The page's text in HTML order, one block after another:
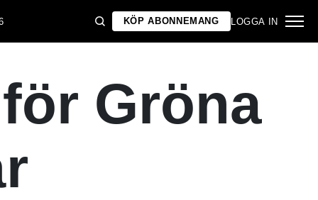
KÖP ABONNEMANG LOGGA IN
Gröna